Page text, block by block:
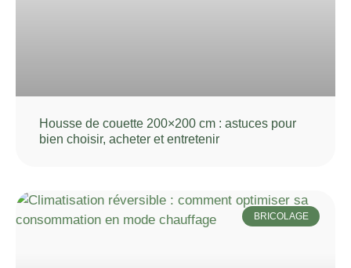
Housse de couette 200×200 cm : astuces pour
bien choisir, acheter et entretenir
BRICOLAGE